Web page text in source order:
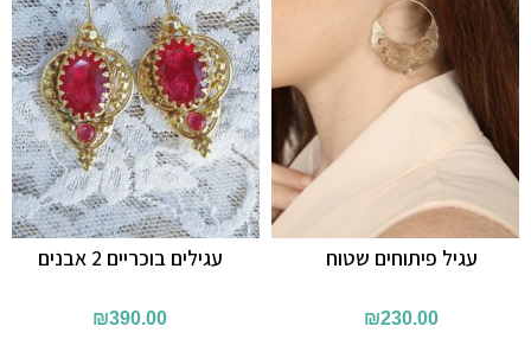
עגילים בוכריים 2 אבנים
₪390.00
עגיל פיתוחים שטוח
₪230.00